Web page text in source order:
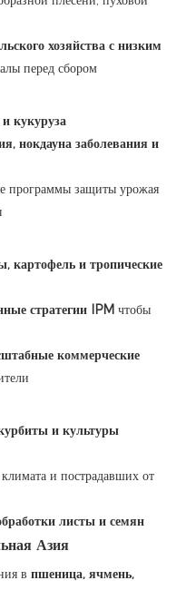
хозяйства с низким
перед сбором
кукуруза
нокдауна заболевания и
программы защиты урожая
картофель и тропические
стратегии IPM чтобы
коммерческие
и культуры
и пострадавших от
листы и семян
Азия
в пшеница, ячмень,